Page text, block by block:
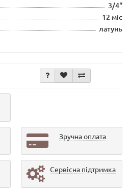
3/4"
12 міс
латунь
Зручна оплата
Сервісна підтримка